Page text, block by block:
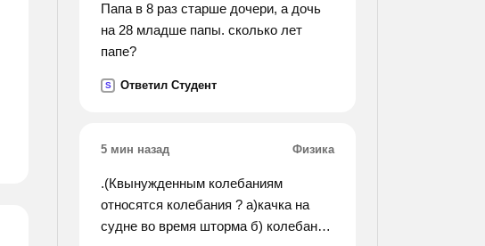
Папа в 8 раз старше дочери, а дочь
на 28 младше папы. сколько лет
папе?
S Ответил Студент
5 мин назад Физика
.(Квынужденным колебаниям
относятся колебания ? а)качка на
судне во время шторма б) колебания